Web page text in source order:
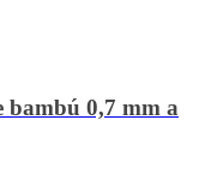
bambú 0,7 mm a